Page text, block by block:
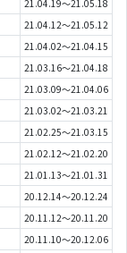
21.04.19～21.05.18
21.04.12～21.05.12
21.04.02～21.04.15
21.03.16～21.04.18
21.03.09～21.04.06
21.03.02～21.03.21
21.02.25～21.03.15
21.02.12～21.02.20
21.01.13～21.01.31
20.12.14～20.12.24
20.11.12～20.11.20
20.11.10～20.12.06